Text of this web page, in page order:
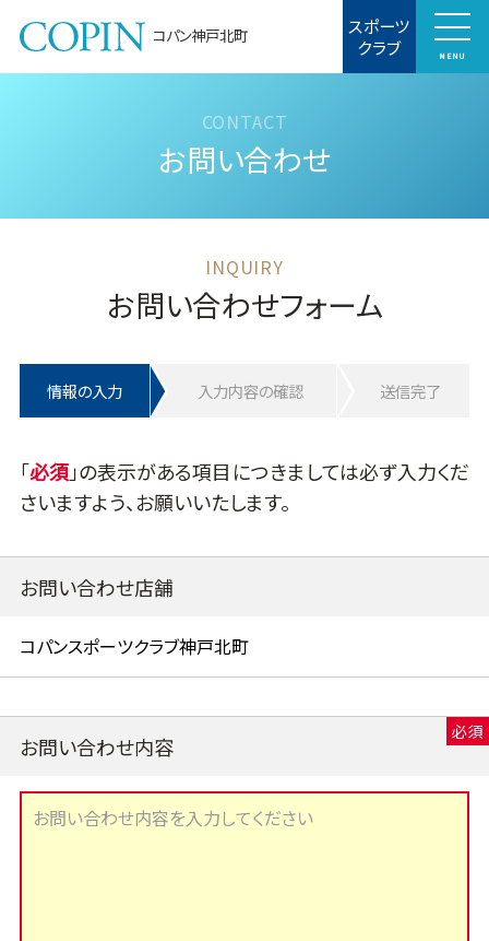
コパン神戸北町 スポーツ
クラブ MENU
お問い合わせ
お問い合わせフォーム
情報の入力 入力内容の確認 送信完了
「
」の表示がある項目につきましては必ず入力くだ
さいますよう、お願いいたします。
お問い合わせ店舗
お問い合わせ内容